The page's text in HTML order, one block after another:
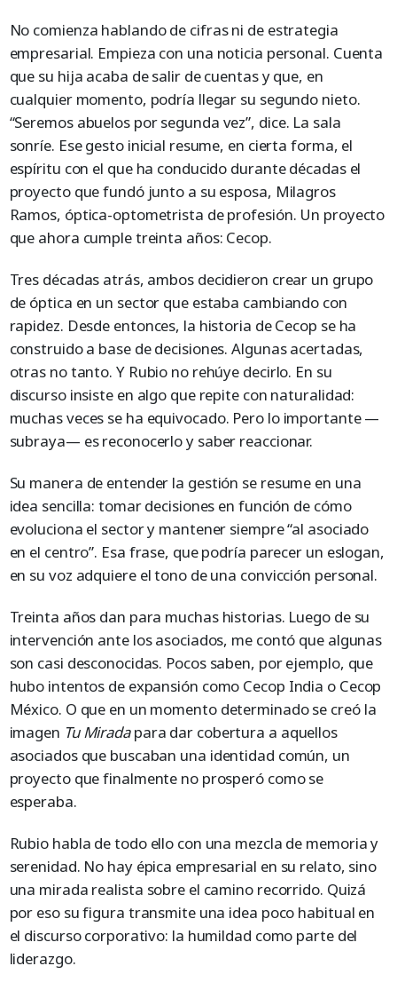
No comienza hablando de cifras ni de estrategia
empresarial. Empieza con una noticia personal. Cuenta
que su hija acaba de salir de cuentas y que, en
cualquier momento, podría llegar su segundo nieto.
“Seremos abuelos por segunda vez”, dice. La sala
sonríe. Ese gesto inicial resume, en cierta forma, el
espíritu con el que ha conducido durante décadas el
proyecto que fundó junto a su esposa, Milagros
Ramos, óptica-optometrista de profesión. Un proyecto
que ahora cumple treinta años: Cecop.
Tres décadas atrás, ambos decidieron crear un grupo
de óptica en un sector que estaba cambiando con
rapidez. Desde entonces, la historia de Cecop se ha
construido a base de decisiones. Algunas acertadas,
otras no tanto. Y Rubio no rehúye decirlo. En su
discurso insiste en algo que repite con naturalidad:
muchas veces se ha equivocado. Pero lo importante —
subraya— es reconocerlo y saber reaccionar.
Su manera de entender la gestión se resume en una
idea sencilla: tomar decisiones en función de cómo
evoluciona el sector y mantener siempre “al asociado
en el centro”. Esa frase, que podría parecer un eslogan,
en su voz adquiere el tono de una convicción personal.
Treinta años dan para muchas historias. Luego de su
intervención ante los asociados, me contó que algunas
son casi desconocidas. Pocos saben, por ejemplo, que
hubo intentos de expansión como Cecop India o Cecop
México. O que en un momento determinado se creó la
imagen Tu Miradapara dar cobertura a aquellos
asociados que buscaban una identidad común, un
proyecto que finalmente no prosperó como se
esperaba.
Rubio habla de todo ello con una mezcla de memoria y
serenidad. No hay épica empresarial en su relato, sino
una mirada realista sobre el camino recorrido. Quizá
por eso su figura transmite una idea poco habitual en
el discurso corporativo: la humildad como parte del
liderazgo.